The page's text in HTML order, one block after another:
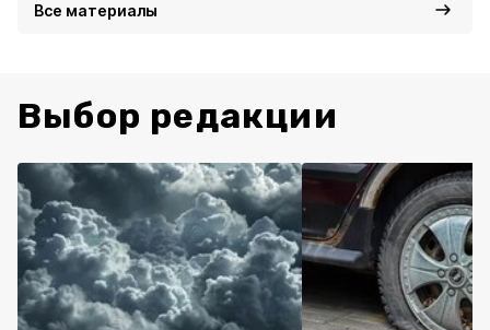
Все материалы
Выбор редакции